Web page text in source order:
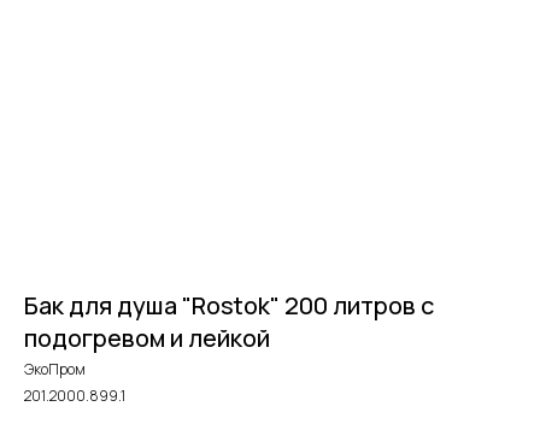
Бак для душа "Rostok" 200 литров с
подогревом и лейкой
ЭкоПром
201.2000.899.1